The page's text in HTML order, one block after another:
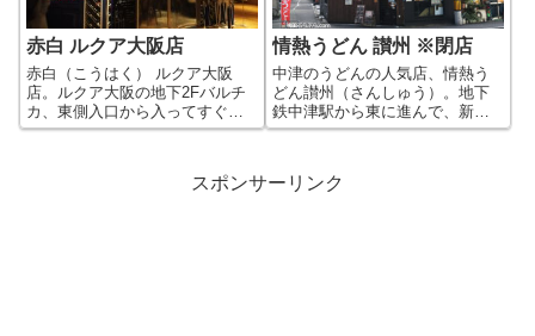
赤白 ルクア大阪店
赤白（こうはく） ルクア大阪
店。ルクア大阪の地下2Fバルチ
カ、東側入口から入ってすぐ正
面にあります。 店内はコンパク
写真は店の外側の並び場所。赤
情熱うどん 讃州 ※閉店
中津のうどんの人気店、情熱う
どん讃州（さんしゅう）。地下
鉄中津駅から東に進んで、新御
堂との交差点の角にあります。
わかるように讃岐うどんのお店
スポンサーリンク